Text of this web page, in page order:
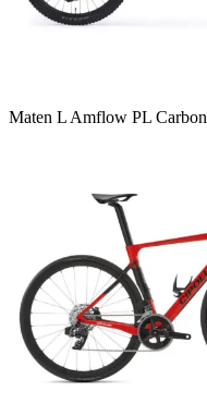
Maten L Amflow PL Carbon